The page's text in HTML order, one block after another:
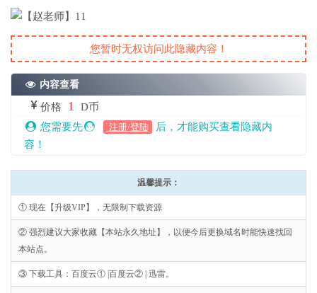
您暂时无权访问此隐藏内容！
内容查看
价格 1
D币
您需要先
注册/登陆
后，才能购买查看隐藏内
容！
温馨提示：
① 现在【升级VIP】，无限制下载资源
② 强烈建议大家收藏【本站永久地址】，以便今后更换域名时能快速找回
本站点。
③ 下载工具：百度云① |百度云② | 迅雷。